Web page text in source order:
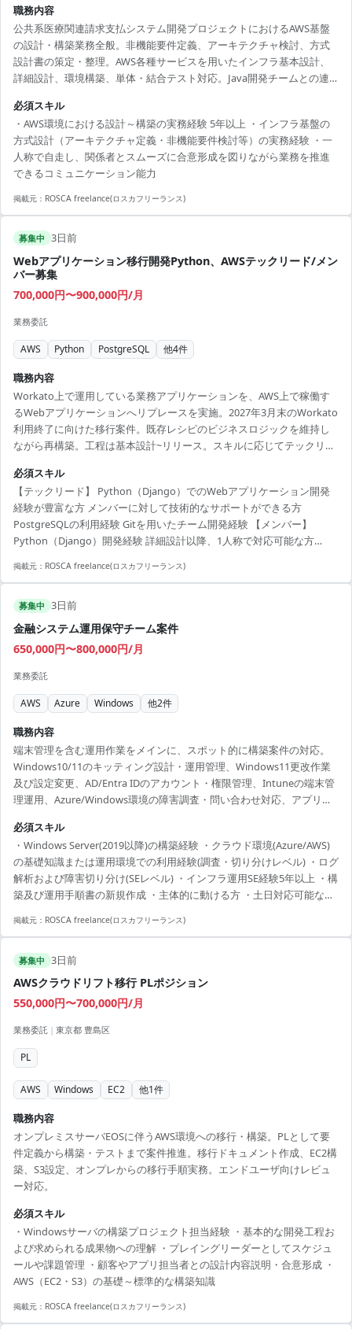
職務内容
公共系医療関連請求支払システム開発プロジェクトにおけるAWS基盤
の設計・構築業務全般。非機能要件定義、アーキテクチャ検討、方式
設計書の策定・整理。AWS各種サービスを用いたインフラ基本設計、
詳細設計、環境構築、単体・結合テスト対応。Java開発チームとの連
必須スキル
・AWS環境における設計～構築の実務経験 5年以上 ・インフラ基盤の
方式設計（アーキテクチャ定義・非機能要件検討等）の実務経験 ・一
人称で自走し、関係者とスムーズに合意形成を図りながら業務を推進
できるコミュニケーション能力
掲載元： ROSCA freelance(ロスカフリーランス)
募集中 3日前
Webアプリケーション移行開発Python、AWSテックリード/メン
バー募集
700,000円〜900,000円/月
業務委託
AWS Python PostgreSQL 他4件
職務内容
Workato上で運用している業務アプリケーションを、AWS上で稼働す
るWebアプリケーションへリプレースを実施。2027年3月末のWorkato
利用終了に向けた移行案件。既存レシピのビジネスロジックを維持し
ながら再構築。工程は基本設計~リリース。スキルに応じてテックリー
必須スキル
【テックリード】 Python（Django）でのWebアプリケーション開発
経験が豊富な方 メンバーに対して技術的なサポートができる方
PostgreSQLの利用経験 Gitを用いたチーム開発経験 【メンバー】
Python（Django）開発経験 詳細設計以降、1人称で対応可能な方
掲載元： ROSCA freelance(ロスカフリーランス)
募集中 3日前
金融システム運用保守チーム案件
650,000円〜800,000円/月
業務委託
AWS Azure Windows 他2件
職務内容
端末管理を含む運用作業をメインに、スポット的に構築案件の対応。
Windows10/11のキッティング設計・運用管理、Windows11更改作業
及び設定変更、AD/Entra IDのアカウント・権限管理、Intuneの端末管
理運用、Azure/Windows環境の障害調査・問い合わせ対応、アプリ配
設定変更、設計構築、Azure環境の設定変更、構成変更・追加対応。
必須スキル
・Windows Server(2019以降)の構築経験 ・クラウド環境(Azure/AWS)
の基礎知識または運用環境での利用経験(調査・切り分けレベル) ・ログ
解析および障害切り分け(SEレベル) ・インフラ運用SE経験5年以上 ・構
築及び運用手順書の新規作成 ・主体的に動ける方 ・土日対応可能な方
掲載元： ROSCA freelance(ロスカフリーランス)
募集中 3日前
AWSクラウドリフト移行 PLポジション
550,000円〜700,000円/月
業務委託 | 東京都 豊島区
PL
AWS Windows EC2 他1件
職務内容
オンプレミスサーバEOSに伴うAWS環境への移行・構築。PLとして要
件定義から構築・テストまで案件推進。移行ドキュメント作成、EC2構
築、S3設定、オンプレからの移行手順実務。エンドユーザ向けレビュ
ー対応。
必須スキル
・Windowsサーバの構築プロジェクト担当経験 ・基本的な開発工程お
よび求められる成果物への理解 ・プレイングリーダーとしてスケジュ
ールや課題管理 ・顧客やアプリ担当者との設計内容説明・合意形成 ・
AWS（EC2・S3）の基礎～標準的な構築知識
掲載元： ROSCA freelance(ロスカフリーランス)